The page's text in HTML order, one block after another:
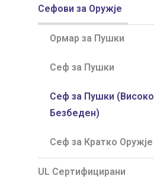
Сефови за Оружје
Ормар за Пушки
Сеф за Пушки
Сеф за Пушки (Високо
Безбеден)
Сеф за Кратко Оружје
UL Сертифицирани